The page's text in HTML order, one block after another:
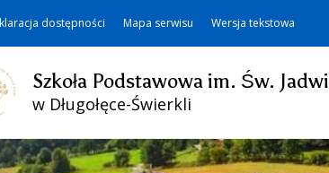
dostępności Mapa serwisu Wersja tekstowa
Szkoła Podstawowa im. Św.
w Długołęce-Świerkli